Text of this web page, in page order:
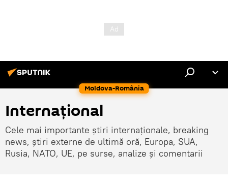
Moldova-România
Internaţional
Cele mai importante știri internaționale, breaking
news, știri externe de ultimă oră, Europa, SUA,
Rusia, NATO, UE, pe surse, analize și comentarii